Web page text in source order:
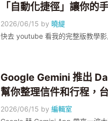
「自動化捷徑」讓你的
2026/06/15 by 曉緹
快去 youtube 看我的完整版教學影
Google Gemini 推出
幫你整理信件和行程，
2026/06/15 by編輯室